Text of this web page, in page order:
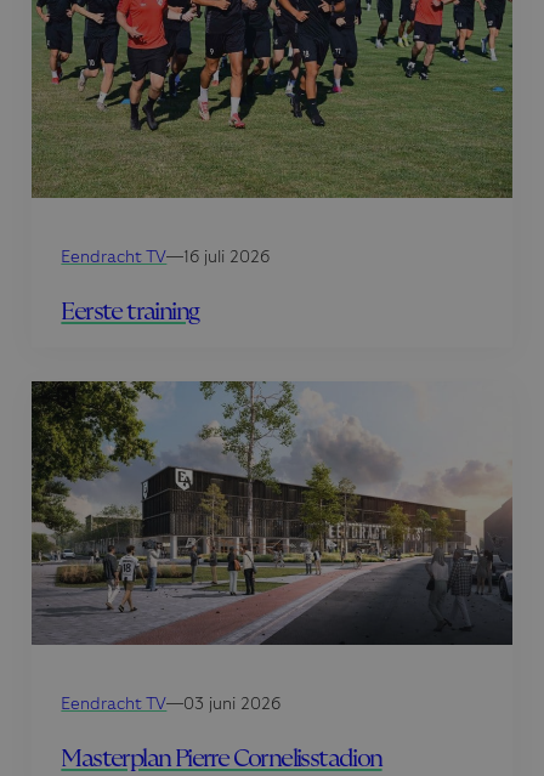
Eendracht TV—16 juli 2026
Eerste training
Eendracht TV—03 juni 2026
Masterplan Pierre Cornelisstadion